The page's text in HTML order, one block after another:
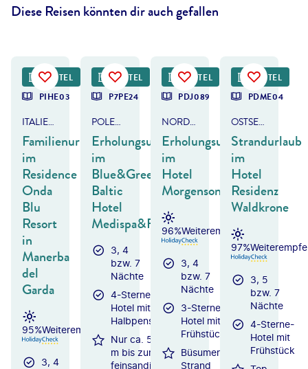
Diese Reisen könnten dir auch gefallen
HOTEL
PIHE03
ITALIEN - GARDASEE
Familienurlaub
im
Residence
Onda
Blu
Resort
in
Manerba
del
Garda
Weiterempfehlung
95%
3, 4
HOTEL
P7PE24
POLEN - KOLBERG
Erholungsurlaub
im
Blue&Green
Baltic
Hotel
Medispa&Fit
3, 4
bzw. 7
Nächte
4-Sterne-
Hotel mit
Halbpension
Nur ca. 500
m bis zum
feinsandigen
HOTEL
PDJ089
NORDSEE - BÜSUM
Erholungsurlaub
im
Hotel
Morgensonne
Weiterempfehlung
96%
3, 4
bzw. 7
Nächte
3-Sterne-
Hotel mit
Frühstück
Büsumer
Strand
DEALHOTEL
PDME04
OSTSEE - KÜHLUNGSBORN
Strandurlaub
im
Hotel
Residenz
Waldkrone
97%
3, 5
bzw. 7
Nächte
4-Sterne-
Hotel mit
Frühstück